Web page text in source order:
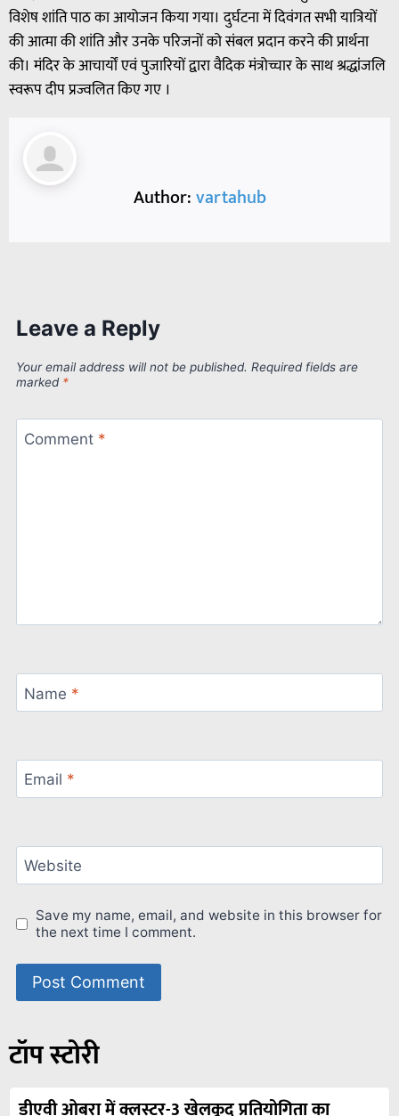
विशेष शांति पाठ का आयोजन किया गया। दुर्घटना में दिवंगत सभी यात्रियों
की आत्मा की शांति और उनके परिजनों को संबल प्रदान करने की प्रार्थना
की। मंदिर के आचार्यों एवं पुजारियों द्वारा वैदिक मंत्रोच्चार के साथ श्रद्धांजलि
स्वरूप दीप प्रज्वलित किए गए ।
Author:vartahub
Leave a Reply
Your email address will not be published. Required fields are
marked *
Comment *
Name *
Email *
Website
Save my name, email, and website in this browser for
the next time I comment.
टॉप स्टोरी
डीएवी ओबरा में क्लस्टर-3 खेलकूद प्रतियोगिता का